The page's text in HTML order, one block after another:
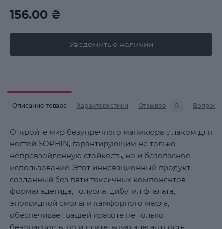
156.00 ₴
Уведомить о наличии
Описание товара Характеристики Отзывов 0 Вопросы
Откройте мир безупречного маникюра с лаком для
ногтей SOPHIN, гарантирующим не только
непревзойденную стойкость, но и безопасное
использование. Этот инновационный продукт,
созданный без пяти токсичных компонентов –
формальдегида, толуола, дибутил фталата,
эпоксидной смолы и камфорного масла,
обеспечивает вашей красоте не только
безопасность, но и длительную элегантность.